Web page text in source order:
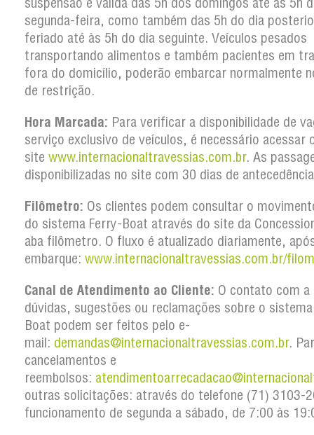
segunda-feira, como também das 5h do dia
feriado até às 5h do dia seguinte. Veículos pesados
transportando alimentos e também pacientes em
fora do domicílio, poderão embarcar normalmente
de restrição.
Hora Marcada: Para verificar a disponibilidade de
serviço exclusivo de veículos, é necessário acessar
site www.internacionaltravessias.com.br. As
disponibilizadas no site com 30 dias de
Filômetro: Os clientes podem consultar o
do sistema Ferry-Boat através do site da
aba filômetro. O fluxo é atualizado diariamente,
embarque: www.internacionaltravessias.com.br/
Canal de Atendimento ao Cliente: O contato com a
dúvidas, sugestões ou reclamações sobre o
Boat podem ser feitos pelo e-
mail: demandas@internacionaltravessias.com.br.
cancelamentos e
reembolsos:
outras solicitações: através do telefone (71) 3103-
funcionamento de segunda a sábado, de 7:00 às